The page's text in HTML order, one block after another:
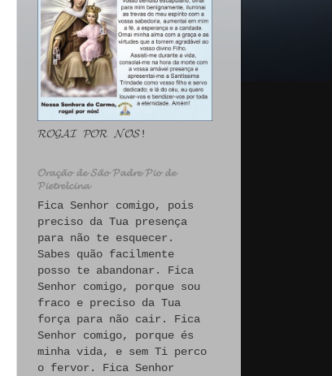
𝓡𝓞𝓖𝓐𝓘 𝓟𝓞𝓡 𝓝𝓞́𝓢!
𝓞𝓻𝓪𝓬̧𝓪̃𝓸 𝓭𝓮 𝓢𝓪̃𝓸 𝓟𝓪𝓭𝓻𝓮 𝓟𝓲𝓸 𝓭𝓮
𝓟𝓲𝓮𝓽𝓻𝓮𝓵𝓬𝓲𝓷𝓪
Fica Senhor comigo, pois
preciso da Tua presença
para não te esquecer.
Sabes quão facilmente
posso te abandonar. Fica
Senhor comigo, porque sou
fraco e preciso da Tua
força para não cair. Fica
Senhor comigo, porque és
minha vida, e sem Ti perco
o fervor. Fica Senhor